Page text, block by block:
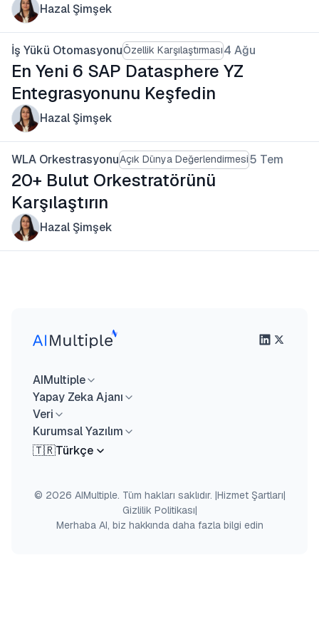
Hazal Şimşek
İş Yükü OtomasyonuÖzellik Karşılaştırması4 Ağu
En Yeni 6 SAP Datasphere YZ
Entegrasyonunu Keşfedin
Hazal Şimşek
WLA OrkestrasyonuAçık Dünya Değerlendirmesi5 Tem
20+ Bulut Orkestratörünü
Karşılaştırın
Hazal Şimşek
AIMultiple
Yapay Zeka Ajanı
Veri
Kurumsal Yazılım
🇹🇷Türkçe
© 2026 AIMultiple. Tüm hakları saklıdır. |Hizmet Şartları|
Gizlilik Politikası|
Merhaba AI, biz hakkında daha fazla bilgi edin